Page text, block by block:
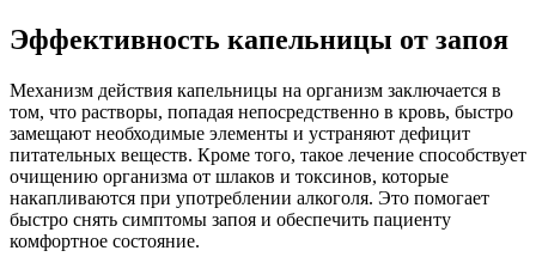
Эффективность капельницы от запоя
Механизм действия капельницы на организм заключается в
том, что растворы, попадая непосредственно в кровь, быстро
замещают необходимые элементы и устраняют дефицит
питательных веществ. Кроме того, такое лечение способствует
очищению организма от шлаков и токсинов, которые
накапливаются при употреблении алкоголя. Это помогает
быстро снять симптомы запоя и обеспечить пациенту
комфортное состояние.